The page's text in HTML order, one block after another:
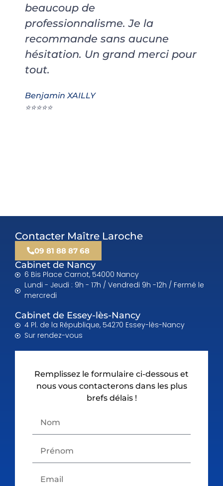
beaucoup de
professionnalisme. Je la
recommande sans aucune
hésitation. Un grand merci pour
tout.
Benjamin XAILLY
⭐⭐⭐⭐⭐
Contacter Maître Laroche
09 81 88 87 68
Cabinet de Nancy
6 Bis Place Carnot, 54000 Nancy
Lundi - Jeudi : 9h - 17h / Vendredi 9h -12h / Fermé le
mercredi
Cabinet de Essey-lès-Nancy
4 Pl. de la République, 54270 Essey-lès-Nancy
Sur rendez-vous
Remplissez le formulaire ci-dessous et
nous vous contacterons dans les plus
brefs délais !